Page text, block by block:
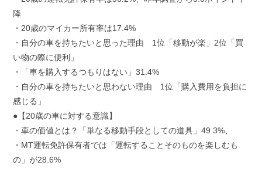
降
・20歳のマイカー所有率は17.4%
・自分の車を持ちたいと思った理由 1位「移動が楽」2位「買
い物の際に便利」
・「車を購入するつもりはない」31.4%
・自分の車を持ちたいと思わない理由 1位「購入費用を負担に
感じる」
●【20歳の車に対する意識】
・車の価値とは？「単なる移動手段としての道具」49.3%、
・MT運転免許保有者では「運転することそのものを楽しむも
の」が28.6%